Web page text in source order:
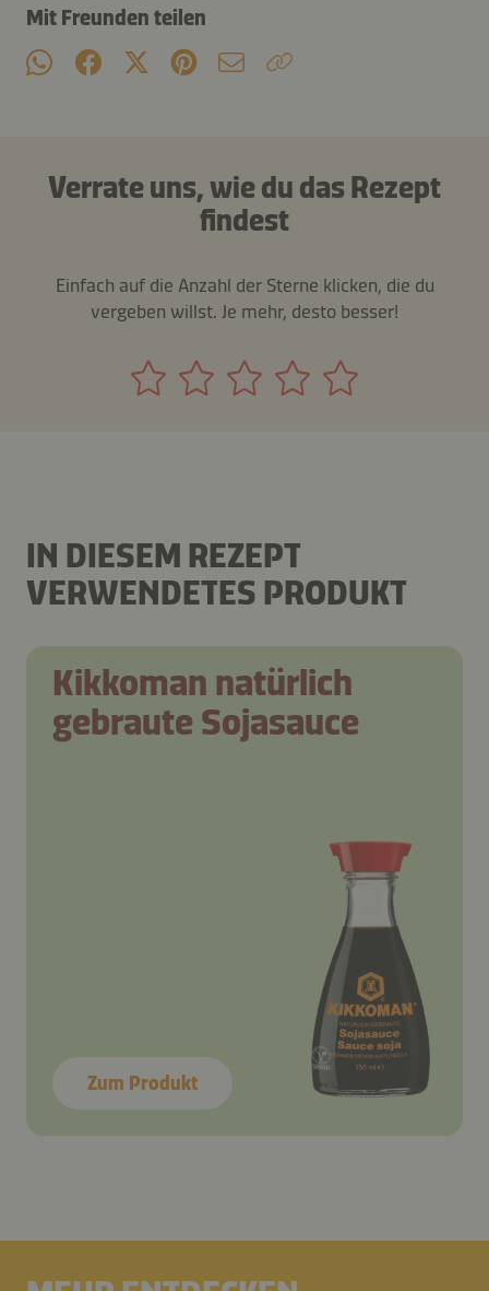
Mit Freunden teilen
Verrate uns, wie du das Rezept
findest
Einfach auf die Anzahl der Sterne klicken, die du
vergeben willst. Je mehr, desto besser!
IN DIESEM REZEPT
VERWENDETES PRODUKT
Kikkoman natürlich
gebraute Sojasauce
Zum Produkt